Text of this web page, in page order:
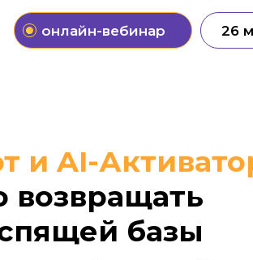
и AI-
возвращать
базы
онлайн-вебинар 26